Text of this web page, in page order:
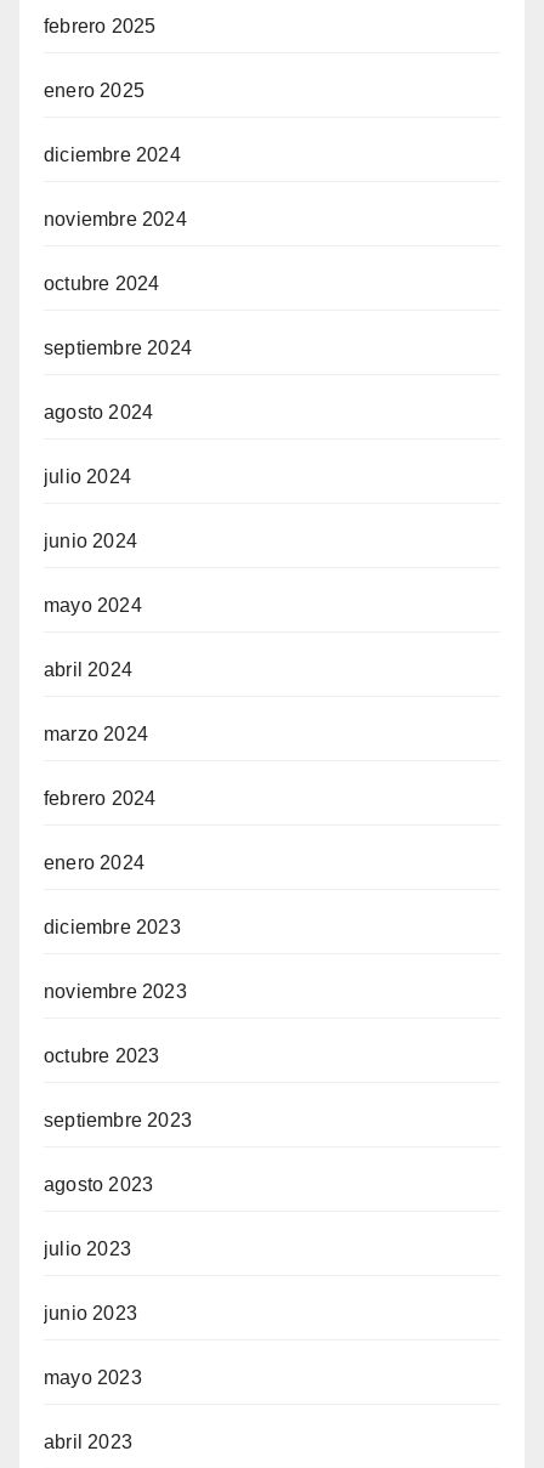
febrero 2025
enero 2025
diciembre 2024
noviembre 2024
octubre 2024
septiembre 2024
agosto 2024
julio 2024
junio 2024
mayo 2024
abril 2024
marzo 2024
febrero 2024
enero 2024
diciembre 2023
noviembre 2023
octubre 2023
septiembre 2023
agosto 2023
julio 2023
junio 2023
mayo 2023
abril 2023